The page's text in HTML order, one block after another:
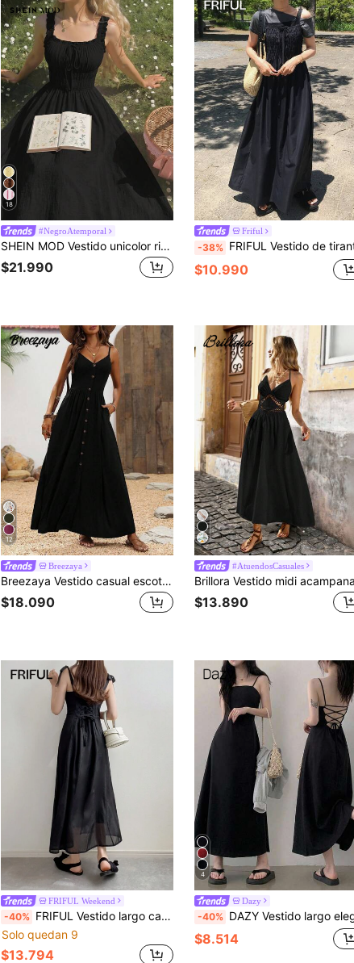
18
#NegroAtemporal
SHEIN MOD Vestido unicolor ribete fruncido con cordón delantero
$21.990
Friful
-38% FRIFUL Vestido de tirantes con lazo delantero plisado de unicolor para mujer, vestido de verano para
$10.990
12
Breezaya
Breezaya Vestido casual escote en V tipo camiseta con línea A oversize, estilo maxi para playa y vacaciones para mujeres
$18.090
#AtuendosCasuales
$13.890
FRIFUL Weekend
-40% FRIFUL Vestido largo casual de mujer de un solo color con tirantes de espagueti sin espalda, vestido largo de manga larga para otoño
Solo quedan 9
$13.794
4
Dazy
-40% DAZY Vestido largo elegante de mujer con tirantes finos, cintura ceñida, negro, vestido de
$8.514